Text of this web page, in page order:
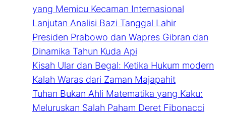
yang Memicu Kecaman Internasional
Lanjutan Analisi Bazi Tanggal Lahir
Presiden Prabowo dan Wapres Gibran dan
Dinamika Tahun Kuda Api
Kisah Ular dan Begal: Ketika Hukum modern
Kalah Waras dari Zaman Majapahit
Tuhan Bukan Ahli Matematika yang Kaku:
Meluruskan Salah Paham Deret Fibonacci